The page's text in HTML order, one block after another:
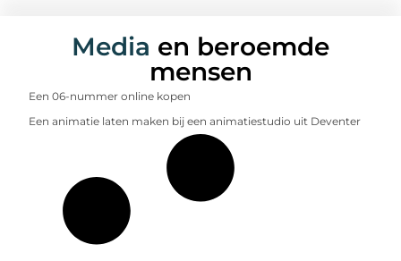
Media en beroemde
mensen
Een 06-nummer online kopen
Een animatie laten maken bij een animatiestudio uit Deventer